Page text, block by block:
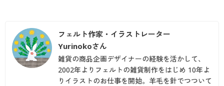
フェルト作家・イラストレーター
Yurinokoさん
雑貨の商品企画デザイナーの経験を活かして、
2002年よりフェルトの雑貨制作をはじめ 10年よ
りイラストのお仕事を開始。羊毛を針でつついて